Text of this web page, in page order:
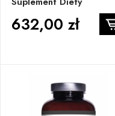
632,00 zł